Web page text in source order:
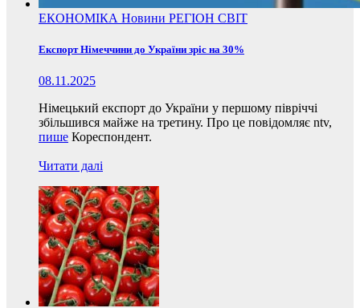
ЕКОНОМІКА Новини РЕГІОН СВІТ
Експорт Німеччини до України зріс на 30%
08.11.2025
Німецький експорт до України у першому півріччі
збільшився майже на третину. Про це повідомляє ntv,
пише Кореспондент.
Читати далі